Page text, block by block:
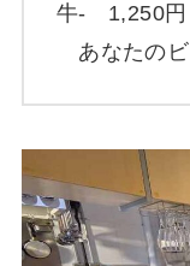
牛- 1,250円
あなたの